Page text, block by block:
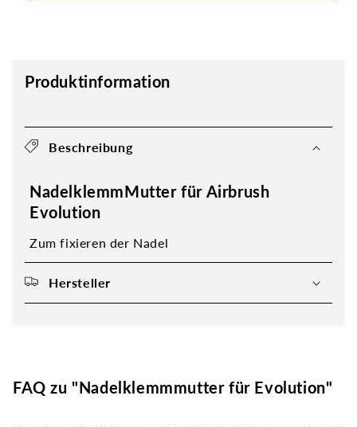
Produktinformation
Beschreibung
NadelklemmMutter für Airbrush
Evolution
Zum fixieren der Nadel
Hersteller
FAQ zu "Nadelklemmmutter für Evolution"